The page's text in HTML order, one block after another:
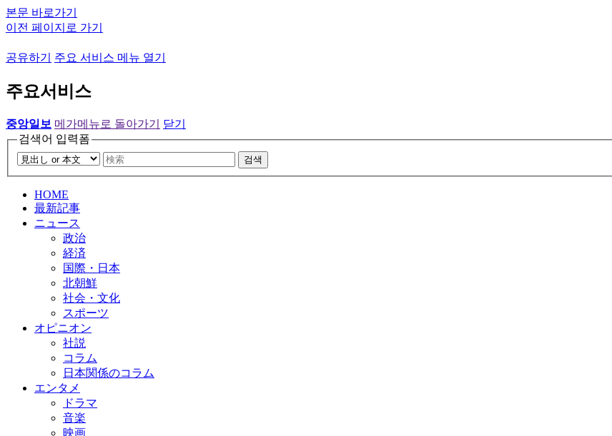
본문 바로가기
이전 페이지로 가기
공유하기 주요 서비스 메뉴 열기
주요서비스
중앙일보 메가메뉴로 돌아가기
닫기
검색어 입력폼
검색
HOME
最新記事
ニュース
政治
経済
国際・日本
北朝鮮
社会・文化
スポーツ
オピニオン
社説
コラム
日本関係のコラム
エンタメ
ドラマ
音楽
映画